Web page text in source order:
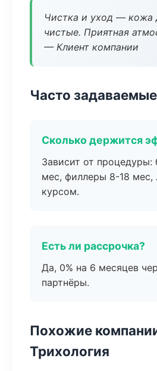
Чистка и уход — кожа
чистые. Приятная
— Клиент компании
Часто
Сколько держится
Зависит от процедуры:
мес, филлеры 8-18 мес,
курсом.
Есть ли рассрочка?
Да, 0% на 6 месяцев
партнёры.
Похожие
Трихология